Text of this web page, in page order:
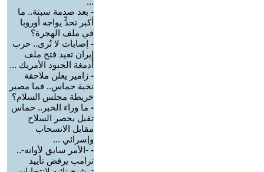
- بعد صدمة سبتة.. ما
أكبر تحدٍّ يواجه أوروبا
في ملف الهجرة؟
- إصابات لا تُرى.. حرب
إيران تعيد فتح ملف
أدمغة الجنود الأمريك ...
- زامير يعلن ملاحقة
نخبة حماس.. فما مصير
خريطة مجلس السلام؟
- ما وراء الخبر.. حماس
تقبل بحصر السلاح
مقابل الانسحاب
وإسرائي ...
- -الأمر سابق لأوانه-..
ترامب يرفض تأييد